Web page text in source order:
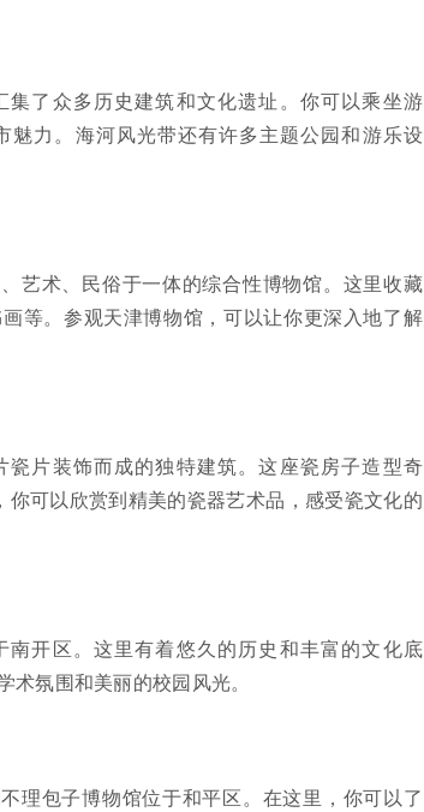
了众多历史建筑和文化遗址。你可以乘坐游
力。海河风光带还有许多主题公园和游乐设
艺术、民俗于一体的综合性博物馆。这里收藏
等。参观天津博物馆，可以让你更深入地了解
片装饰而成的独特建筑。这座瓷房子造型奇
你可以欣赏到精美的瓷器艺术品，感受瓷文化的
开区。这里有着悠久的历史和丰富的文化底
氛围和美丽的校园风光。
理包子博物馆位于和平区。在这里，你可以了